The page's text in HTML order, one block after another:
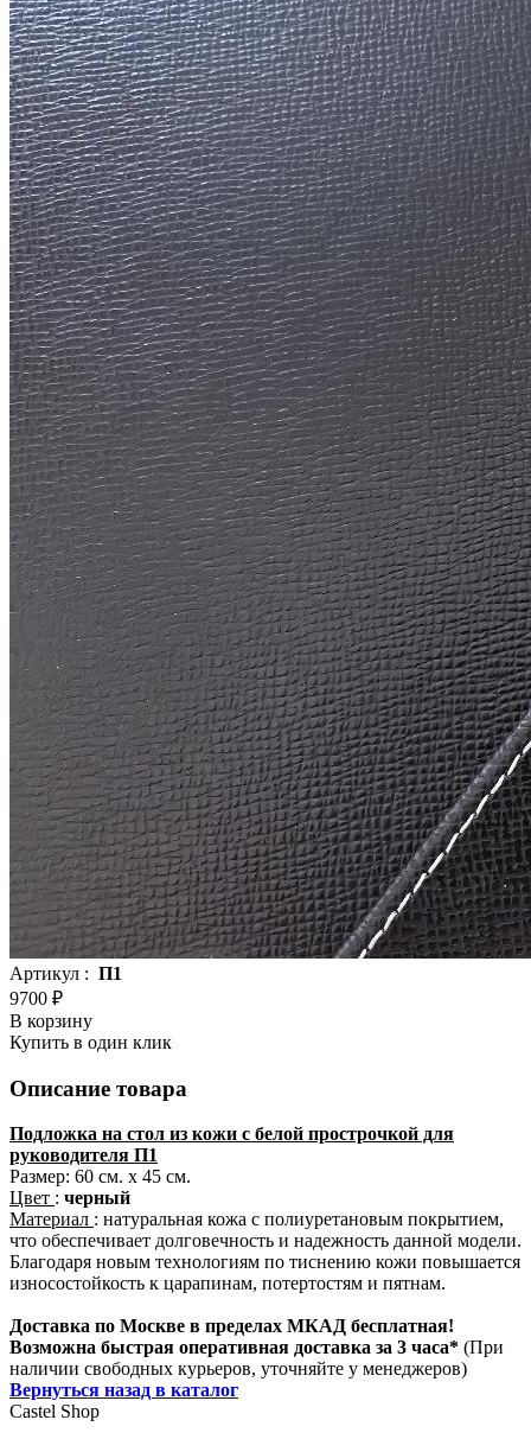
Артикул : П1
9700 ₽
В корзину
Купить в один клик
Описание товара
Подложка на стол из кожи с белой прострочкой для
руководителя П1
Размер: 60 см. x 45 см.
Цвет : черный
Материал : натуральная кожа с полиуретановым покрытием,
что обеспечивает долговечность и надежность данной модели.
Благодаря новым технологиям по тиснению кожи повышается
износостойкость к царапинам, потертостям и пятнам.
Доставка по Москве в пределах МКАД бесплатная!
Возможна быстрая оперативная доставка за 3 часа* (При
наличии свободных курьеров, уточняйте у менеджеров)
Вернуться назад в каталог
Castel Shop